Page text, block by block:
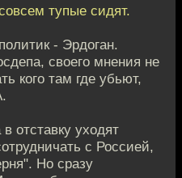
тупые сидят.
- Эрдоган.
своего мнения не
кого там где убьют,
отставку уходят
с Россией,
Но сразу